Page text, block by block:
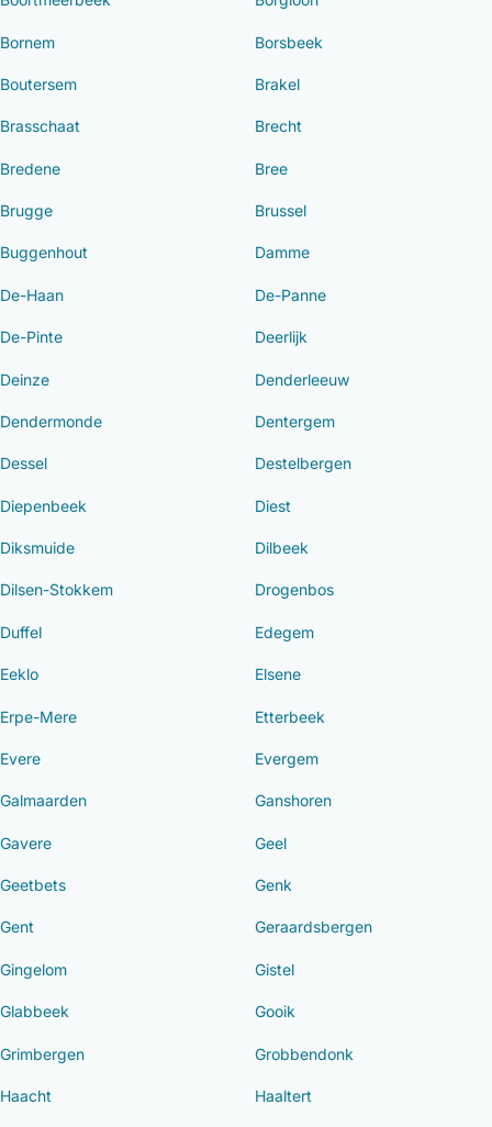
Bornem Borsbeek
Boutersem Brakel
Brasschaat Brecht
Bredene Bree
Brugge Brussel
Buggenhout Damme
De-Haan De-Panne
De-Pinte Deerlijk
Deinze Denderleeuw
Dendermonde Dentergem
Dessel Destelbergen
Diepenbeek Diest
Diksmuide Dilbeek
Dilsen-Stokkem Drogenbos
Duffel Edegem
Eeklo Elsene
Erpe-Mere Etterbeek
Evere Evergem
Galmaarden Ganshoren
Gavere Geel
Geetbets Genk
Gent Geraardsbergen
Gingelom Gistel
Glabbeek Gooik
Grimbergen Grobbendonk
Haacht Haaltert